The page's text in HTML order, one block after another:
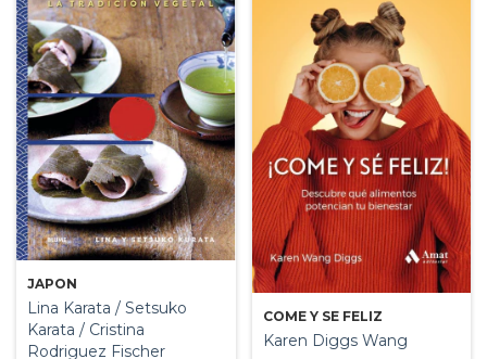
JAPON
Lina Karata / Setsuko
Karata / Cristina
Rodriguez Fischer
COME Y SE FELIZ
Karen Diggs Wang